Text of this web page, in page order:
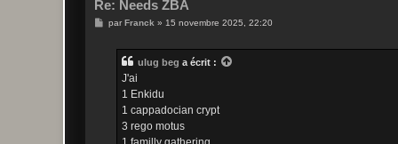
Re: Needs ZBA
MparFranck » 15 novembre 2025, 22:20
ulug beg a écrit :
J'ai
1 Enkidu
1 cappadocian crypt
3 rego motus